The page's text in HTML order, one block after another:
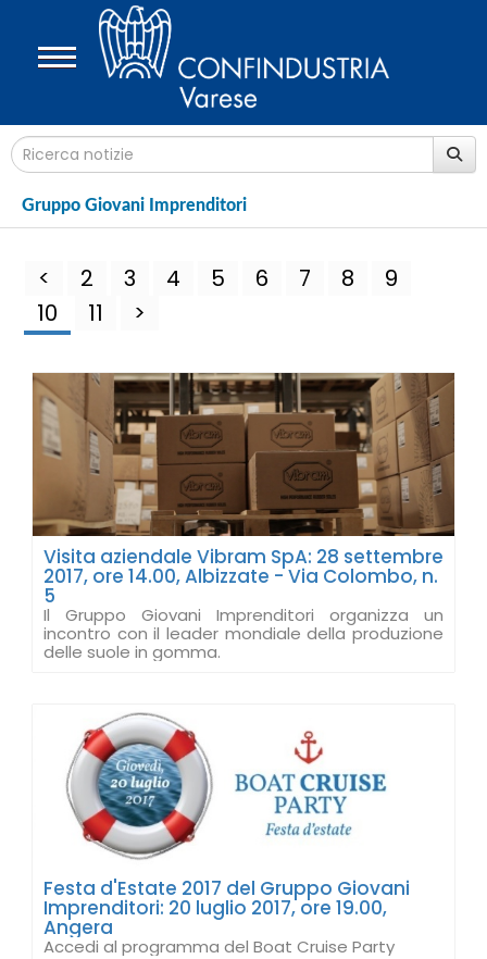
Gruppo Giovani Imprenditori
< 2 3 4 5 6 7 8
9
10
11 >
Visita aziendale Vibram SpA: 28 settembre
2017, ore 14.00, Albizzate - Via Colombo, n.
5
Il Gruppo Giovani Imprenditori organizza un
incontro con il leader mondiale della produzione
delle suole in gomma.
Festa d'Estate 2017 del Gruppo Giovani
Imprenditori: 20 luglio 2017, ore 19.00,
Angera
Accedi al programma del Boat Cruise Party